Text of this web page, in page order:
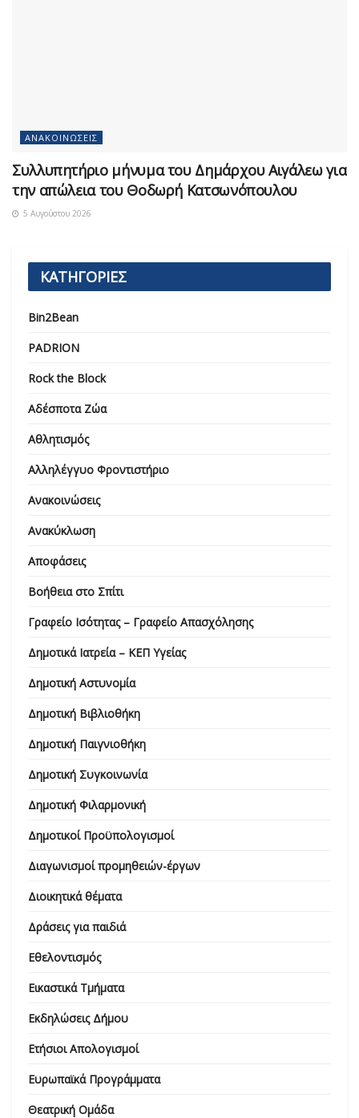
ΑΝΑΚΟΙΝΏΣΕΙΣ
Συλλυπητήριο μήνυμα του Δημάρχου Αιγάλεω για
την απώλεια του Θοδωρή Κατσωνόπουλου
5 Αυγούστου 2026
ΚΑΤΗΓΟΡΙΕΣ
Bin2Bean
PADRION
Rock the Block
Αδέσποτα Ζώα
Αθλητισμός
Αλληλέγγυο Φροντιστήριο
Ανακοινώσεις
Ανακύκλωση
Αποφάσεις
Βοήθεια στο Σπίτι
Γραφείο Ισότητας – Γραφείο Απασχόλησης
Δημοτικά Ιατρεία – ΚΕΠ Υγείας
Δημοτική Αστυνομία
Δημοτική Βιβλιοθήκη
Δημοτική Παιγνιοθήκη
Δημοτική Συγκοινωνία
Δημοτική Φιλαρμονική
Δημοτικοί Προϋπολογισμοί
Διαγωνισμοί προμηθειών-έργων
Διοικητικά θέματα
Δράσεις για παιδιά
Εθελοντισμός
Εικαστικά Τμήματα
Εκδηλώσεις Δήμου
Ετήσιοι Απολογισμοί
Ευρωπαϊκά Προγράμματα
Θεατρική Ομάδα